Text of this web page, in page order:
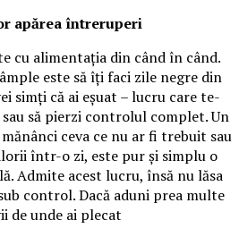
apărea întreruperi
cu alimentația din când în când.
este să îți faci zile negre din
simți că ai eșuat – lucru care te-
să pierzi controlul complet. Un
ceva ce nu ar fi trebuit sau
într-o zi, este pur și simplu o
Admite acest lucru, însă nu lăsa
control. Dacă aduni prea multe
de unde ai plecat